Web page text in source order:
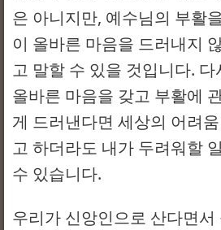
은 아니지만, 예수님의 부활
이 올바른 마음을 드러내지
고 말할 수 있을 것입니다.
올바른 마음을 갖고 부활에
게 드러낸다면 세상의 어려
고 하더라도 내가 두려워할
수 있습니다.
우리가 신앙인으로 산다면서